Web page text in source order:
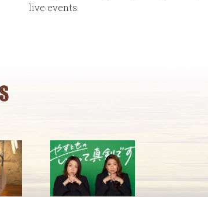
live events.